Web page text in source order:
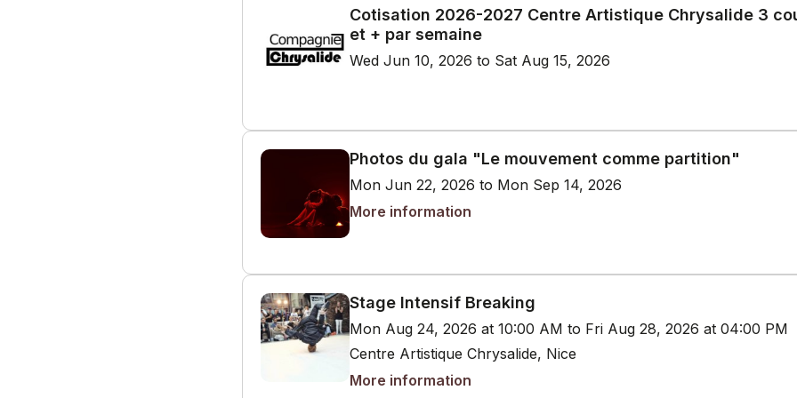
Cotisation 2026-2027 Centre Artistique Chrysalide 3
et + par semaine
Wed Jun 10, 2026 to Sat Aug 15, 2026
Photos du gala "Le mouvement comme partition"
Mon Jun 22, 2026 to Mon Sep 14, 2026
More information
Stage Intensif Breaking
Mon Aug 24, 2026 at 10:00 AM to Fri Aug 28, 2026 at 04:00 PM
Centre Artistique Chrysalide, Nice
More information